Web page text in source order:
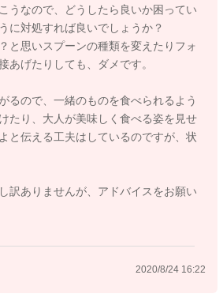
うなので、どうしたら良いか困ってい
に対処すれば良いでしょうか？
と思いスプーンの種類を変えたりフォ
あげたりしても、ダメです。
るので、一緒のものを食べられるよう
たり、大人が美味しく食べる姿を見せ
と伝える工夫はしているのですが、状
訳ありませんが、アドバイスをお願い
2020/8/24 16:22